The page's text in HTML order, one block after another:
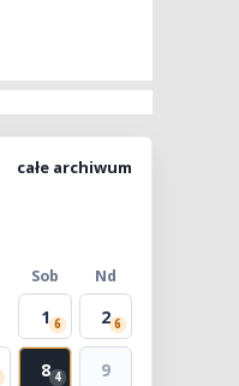
całe archiwum
Sob Nd
1 6 2 6
8 4 9